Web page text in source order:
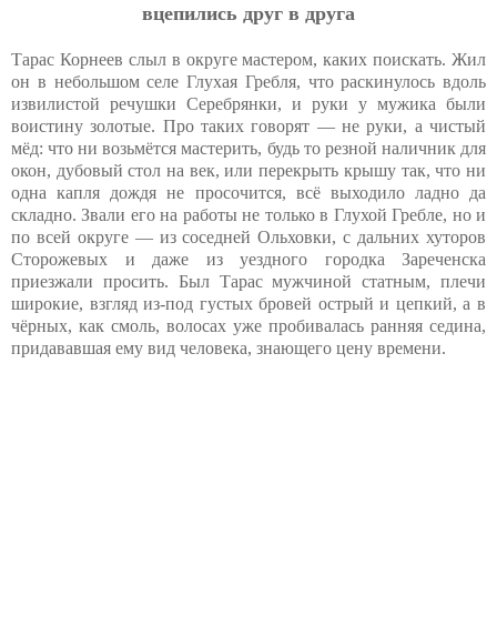
вцeпилиcь дpуг в дpугa
Тарас Корнеев слыл в округе мастером, каких поискать. Жил
он в небольшом селе Глухая Гребля, что раскинулось вдоль
извилистой речушки Серебрянки, и руки у мужика были
воистину золотые. Про таких говорят — не руки, а чистый
мёд: что ни возьмётся мастерить, будь то резной наличник для
окон, дубовый стол на век, или перекрыть крышу так, что ни
одна капля дождя не просочится, всё выходило ладно да
складно. Звали его на работы не только в Глухой Гребле, но и
по всей округе — из соседней Ольховки, с дальних хуторов
Сторожевых и даже из уездного городка Зареченска
приезжали просить. Был Тарас мужчиной статным, плечи
широкие, взгляд из-под густых бровей острый и цепкий, а в
чёрных, как смоль, волосах уже пробивалась ранняя седина,
придававшая ему вид человека, знающего цену времени.